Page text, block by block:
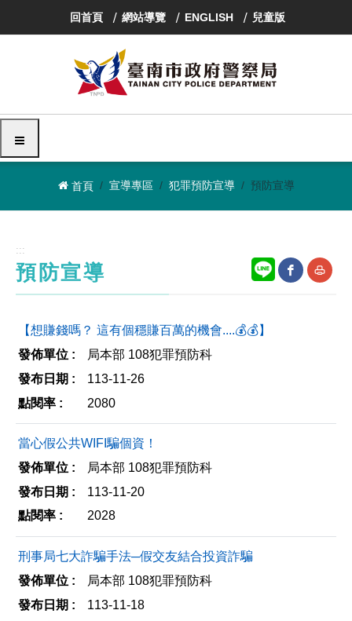
區
回首頁 網站導覽 ENGLISH 兒童版
選單
首頁 宣導專區 犯罪預防宣導 預防宣導
:::
預防宣導
【想賺錢嗎？ 這有個穩賺百萬的機會....💰💰】
局本部 108犯罪預防科
113-11-26
2080
當心假公共WIFI騙個資！
局本部 108犯罪預防科
113-11-20
2028
刑事局七大詐騙手法─假交友結合投資詐騙
局本部 108犯罪預防科
113-11-18